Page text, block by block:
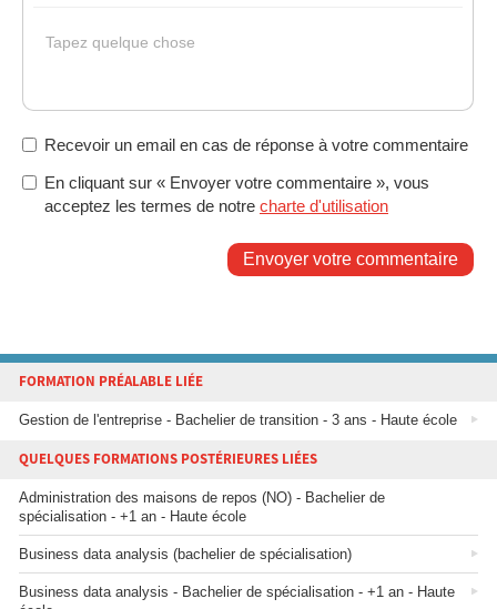
Tapez quelque chose
Recevoir un email en cas de réponse à votre commentaire
En cliquant sur « Envoyer votre commentaire », vous
acceptez les termes de notre charte d'utilisation
Envoyer votre commentaire
FORMATION PRÉALABLE LIÉE
Gestion de l'entreprise - Bachelier de transition - 3 ans - Haute école
QUELQUES FORMATIONS POSTÉRIEURES LIÉES
Administration des maisons de repos (NO) - Bachelier de
spécialisation - +1 an - Haute école
Business data analysis (bachelier de spécialisation)
Business data analysis - Bachelier de spécialisation - +1 an - Haute